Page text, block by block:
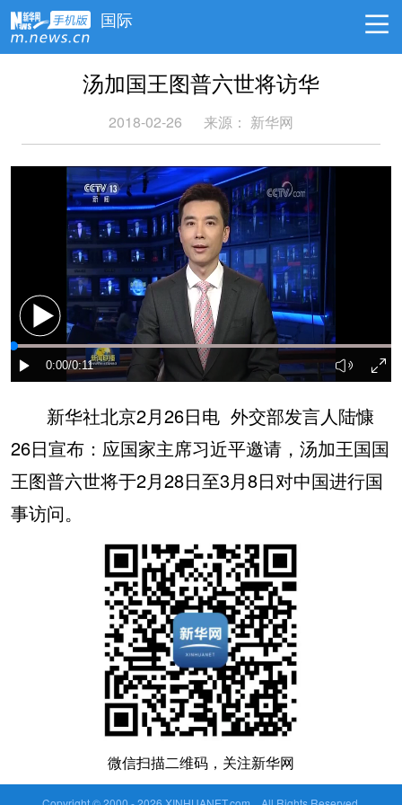
国际
汤加国王图普六世将访华
2018-02-26 来源： 新华网
新华社北京2月26日电 外交部发言人陆慷
26日宣布：应国家主席习近平邀请，汤加王国国
王图普六世将于2月28日至3月8日对中国进行国
事访问。
微信扫描二维码，关注新华网